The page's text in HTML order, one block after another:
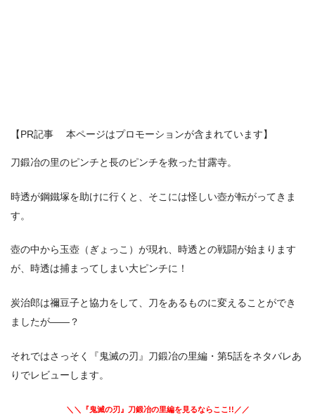
【PR記事 本ページはプロモーションが含まれています】
刀鍛冶の里のピンチと長のピンチを救った甘露寺。
時透が鋼鐵塚を助けに行くと、そこには怪しい壺が転がってきま
す。
壺の中から玉壺（ぎょっこ）が現れ、時透との戦闘が始まります
が、時透は捕まってしまい大ピンチに！
炭治郎は禰豆子と協力をして、刀をあるものに変えることができ
ましたが――？
それではさっそく『鬼滅の刃』刀鍛冶の里編・第5話をネタバレあ
りでレビューします。
＼＼『鬼滅の刃』刀鍛冶の里編を見るならここ!!／／